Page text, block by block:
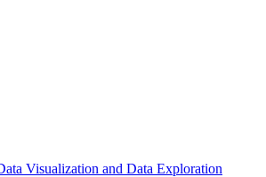
Visualization and Data Exploration